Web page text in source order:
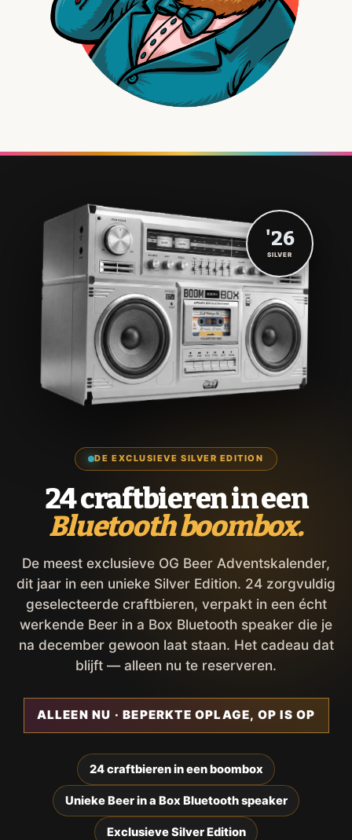
DE EXCLUSIEVE SILVER EDITION
24 craftbieren in een
Bluetooth boombox.
De meest exclusieve OG Beer Adventskalender,
dit jaar in een unieke Silver Edition. 24 zorgvuldig
geselecteerde craftbieren, verpakt in een écht
werkende Beer in a Box Bluetooth speaker die je
na december gewoon laat staan. Het cadeau dat
blijft — alleen nu te reserveren.
ALLEEN NU · BEPERKTE OPLAGE, OP IS OP
24 craftbieren in een boombox
Unieke Beer in a Box Bluetooth speaker
Exclusieve Silver Edition
'26
SILVER